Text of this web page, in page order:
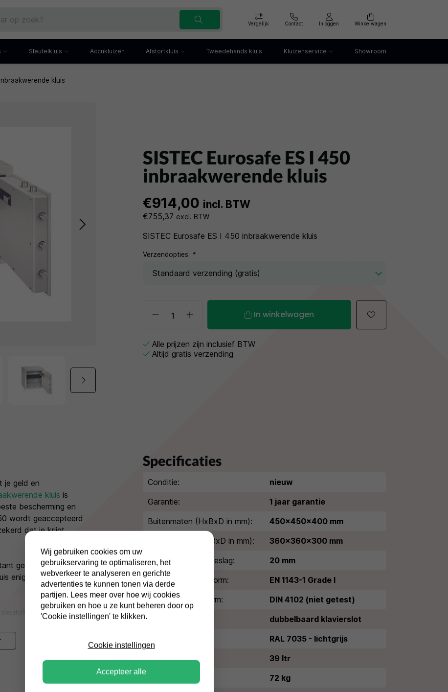
Vergelijk Contact Inloggen Winkelwagen
Sleutelkluis
Inbraakwerende sleutelkluis
Accukluizen Afstortkluis Tweedehands kluis Kluizenservice Showroom
kluis
SISTEC Eurosafe ES I 450
inbraakwerende kluis
€914,00 incl. BTW
€755,37 excl. BTW
SISTEC Eurosafe ES I 450 inbraakwerende kluis
Verzendopties: *
In winkelwagen
Alle prijzen zijn inclusief BTW
Altijd gratis verzending
je geld en
kluis is
bescherming en
wordt geaccepteerd
dat je krijgt
geld of € 20.000,-
enige bescherming
en je krijgt
Eurosafe ES I 450 elo
en een
Specificaties
Conditie:
nieuw
Garantie:
1 jaar garantie
Buitenmaten (HxBxD in mm):
450x450x400 mm
Binnenmaten (HxBxD in mm):
360x360x300 mm
Extra diepte kluisbeslag:
20 mm
Inbraakwerende norm:
EN 1143-1 Grade I
Brandwerende norm:
DIN 4102 (niet getest)
dubbelbaard klavierslot
RAL 7035 - lichtgrijs
Volume:
39 ltr
72 kg
Wij gebruiken cookies om uw
gebruikservaring te optimaliseren, het
webverkeer te analyseren en gerichte
advertenties te kunnen tonen via derde
partijen. Lees meer over hoe wij cookies
gebruiken en hoe u ze kunt beheren door op
'Cookie instellingen' te klikken.
Cookie instellingen
Accepteer alle